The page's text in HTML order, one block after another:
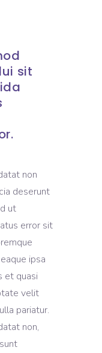
sit
non
deserunt
ut
error sit
ipsa
et quasi
velit
pariatur.
non,